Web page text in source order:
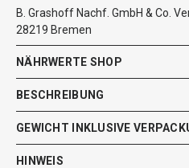
B. Grashoff Nachf. GmbH & Co.
28219 Bremen
NÄHRWERTE SHOP
BESCHREIBUNG
GEWICHT INKLUSIVE
HINWEIS